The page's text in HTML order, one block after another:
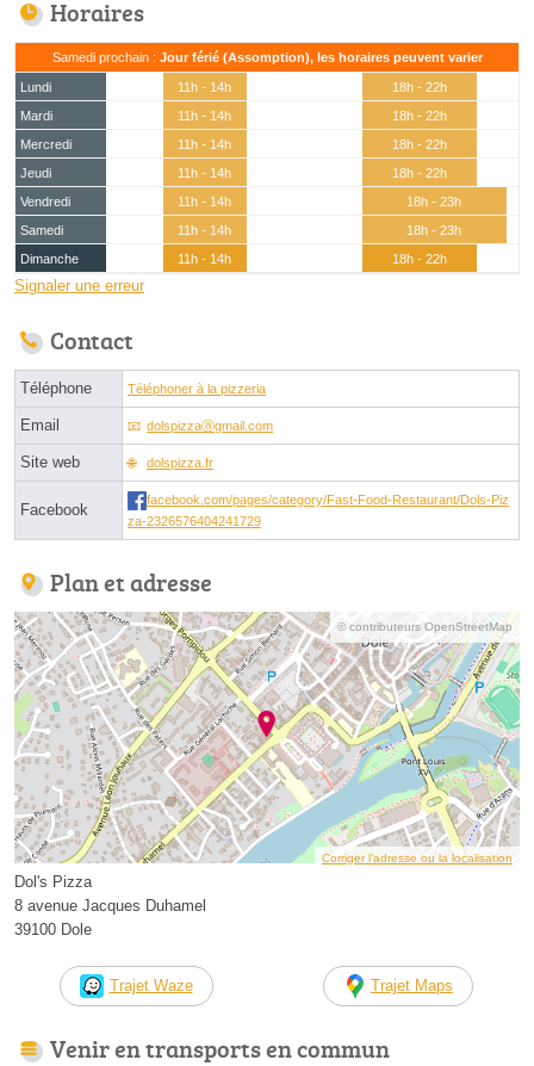
Horaires
Samedi prochain : Jour férié (Assomption), les horaires peuvent varier
Lundi 11h - 14h
18h - 22h
Mardi
11h - 14h
18h - 22h
Mercredi
11h - 14h
18h - 22h
Jeudi
11h - 14h
18h - 22h
Vendredi
11h - 14h
18h - 23h
Samedi
11h - 14h
18h - 23h
Dimanche
11h - 14h 18h - 22h
Signaler une erreur
Contact
Téléphone Téléphoner à la pizzeria
Email dolspizzaⓐgmail.com
Site web dolspizza.fr
Facebook
facebook.com/pages/category/Fast-Food-Restaurant/Dols-Piz
za-2326576404241729
Plan et adresse
© contributeurs OpenStreetMap
Corriger l’adresse ou la localisation
Dol's Pizza
8 avenue Jacques Duhamel
39100 Dole
Trajet Waze Trajet Maps
Venir en transports en commun